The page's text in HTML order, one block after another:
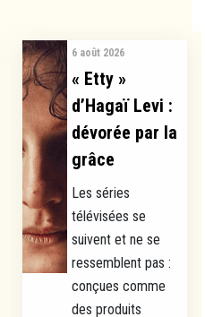
6 août 2026
« Etty »
d’Hagaï Levi :
dévorée par la
grâce
Les séries
télévisées se
suivent et ne se
ressemblent pas :
conçues comme
des produits